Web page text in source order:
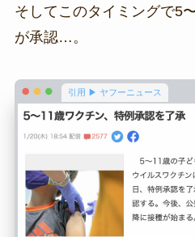
そしてこのタイミングで5
が承認…。
引用 ▶ ヤフーニュース